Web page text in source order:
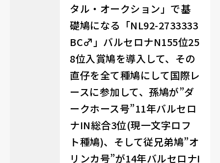
タル・オークション」で基
礎鳩になる「NL92-2733333
BC♂」バルセロナN155位25
8位入賞鳩を導入して、その
直仔を全て種鳩にして国際レ
ースに参加して、孫鳩が”ダ
ークホース号”11年バルセロ
ナIN総合3位(現一文字ロフ
ト種鳩)、そして従兄弟鳩”オ
リンカ号”が14年バルセロナI